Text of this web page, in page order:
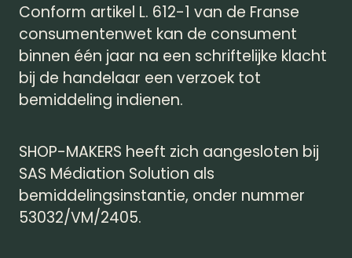
Conform artikel L. 612-1 van de Franse
consumentenwet kan de consument
binnen één jaar na een schriftelijke klacht
bij de handelaar een verzoek tot
bemiddeling indienen.
SHOP-MAKERS heeft zich aangesloten bij
SAS Médiation Solution als
bemiddelingsinstantie, onder nummer
53032/VM/2405.